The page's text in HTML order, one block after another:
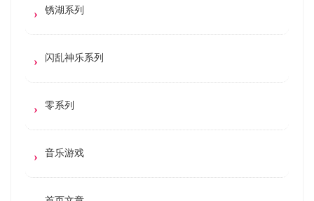
锈湖系列
闪乱神乐系列
零系列
音乐游戏